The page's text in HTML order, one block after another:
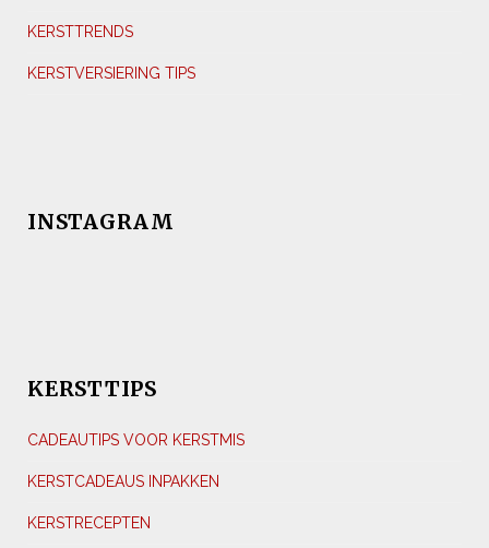
KERSTTRENDS
KERSTVERSIERING TIPS
INSTAGRAM
KERSTTIPS
CADEAUTIPS VOOR KERSTMIS
KERSTCADEAUS INPAKKEN
KERSTRECEPTEN